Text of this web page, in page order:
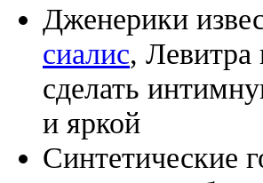
Дженерики
сиалис,
сделать
и яркой
Синтетические